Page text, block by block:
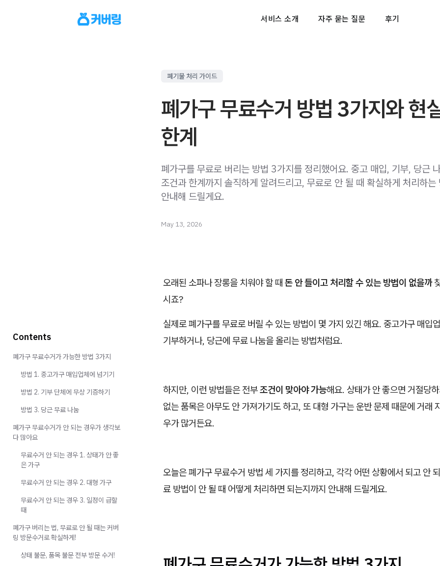
서비스 소개 자주 묻는 질문 후기
폐기물 처리 가이드
폐가구 무료수거 방법 3가지와 현
한계
폐가구를 무료로 버리는 방법 3가지를 정리했어요. 중고 매입, 기부, 당근
조건과 한계까지 솔직하게 알려드리고, 무료로 안 될 때 확실하게 처리하는
안내해 드릴게요.
May 13, 2026
오래된 소파나 장롱을 치워야 할 때 돈 안 들이고 처리할 수 있는 방법이 없을까
시죠?
실제로 폐가구를 무료로 버릴 수 있는 방법이 몇 가지 있긴 해요. 중고가구 매입
기부하거나, 당근에 무료 나눔을 올리는 방법처럼요.
하지만, 이런 방법들은 전부조건이 맞아야 가능해요. 상태가 안 좋으면 거절당
없는 품목은 아무도 안 가져가기도 하고, 또 대형 가구는 운반 문제 때문에 거래
우가 많거든요.
오늘은 폐가구 무료수거 방법 세 가지를 정리하고, 각각 어떤 상황에서 되고 안
료 방법이 안 될 때 어떻게 처리하면 되는지까지 안내해 드릴게요.
Contents
폐가구 무료수거가 가능한 방법 3가지
방법 1. 중고가구 매입업체에 넘기기
방법 2. 기부 단체에 무상 기증하기
방법 3. 당근 무료 나눔
폐가구 무료수거가 안 되는 경우가 생각보
다 많아요
무료수거 안 되는 경우 1. 상태가 안 좋
은 가구
무료수거 안 되는 경우 2. 대형 가구
무료수거 안 되는 경우 3. 일정이 급할
때
폐가구 버리는 법, 무료로 안 될 때는 커버
링 방문수거로 확실하게!
상태 불문, 품목 불문 전부 방문 수거!